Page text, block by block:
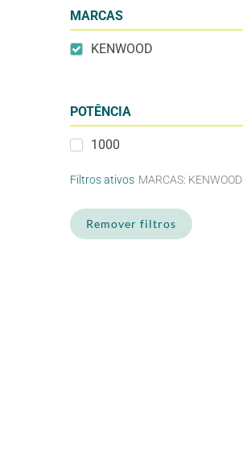
MARCAS
KENWOOD
POTÊNCIA
1000
Filtros ativos MARCAS: KENWOOD
Remover filtros